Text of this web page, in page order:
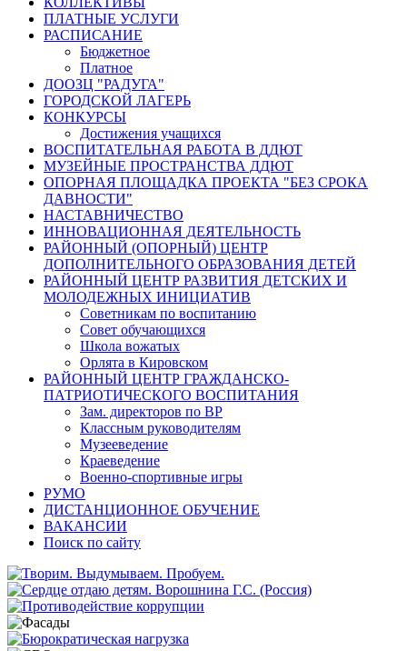
ПЛАТНЫЕ УСЛУГИ
РАСПИСАНИЕ
Бюджетное
Платное
ДООЗЦ "РАДУГА"
ГОРОДСКОЙ ЛАГЕРЬ
КОНКУРСЫ
Достижения учащихся
ВОСПИТАТЕЛЬНАЯ РАБОТА В ДДЮТ
МУЗЕЙНЫЕ ПРОСТРАНСТВА ДДЮТ
ОПОРНАЯ ПЛОЩАДКА ПРОЕКТА "БЕЗ СРОКА
ДАВНОСТИ"
НАСТАВНИЧЕСТВО
ИННОВАЦИОННАЯ ДЕЯТЕЛЬНОСТЬ
РАЙОННЫЙ (ОПОРНЫЙ) ЦЕНТР
ДОПОЛНИТЕЛЬНОГО ОБРАЗОВАНИЯ ДЕТЕЙ
РАЙОННЫЙ ЦЕНТР РАЗВИТИЯ ДЕТСКИХ И
МОЛОДЕЖНЫХ ИНИЦИАТИВ
Советникам по воспитанию
Совет обучающихся
Школа вожатых
Орлята в Кировском
РАЙОННЫЙ ЦЕНТР ГРАЖДАНСКО-
ПАТРИОТИЧЕСКОГО ВОСПИТАНИЯ
Зам. директоров по ВР
Классным руководителям
Музееведение
Краеведение
Военно-спортивные игры
РУМО
ДИСТАНЦИОННОЕ ОБУЧЕНИЕ
ВАКАНСИИ
Поиск по сайту